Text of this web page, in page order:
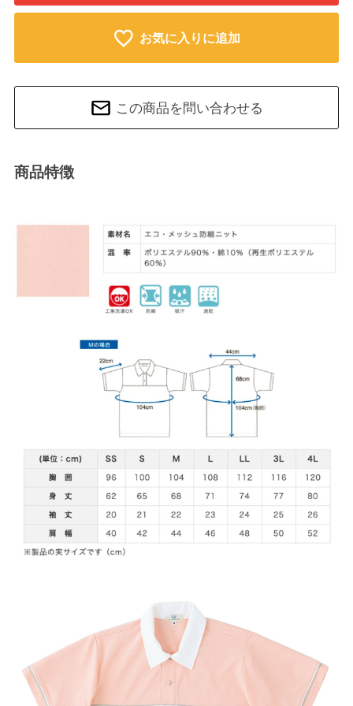
お気に入りに追加
この商品を問い合わせる
商品特徴